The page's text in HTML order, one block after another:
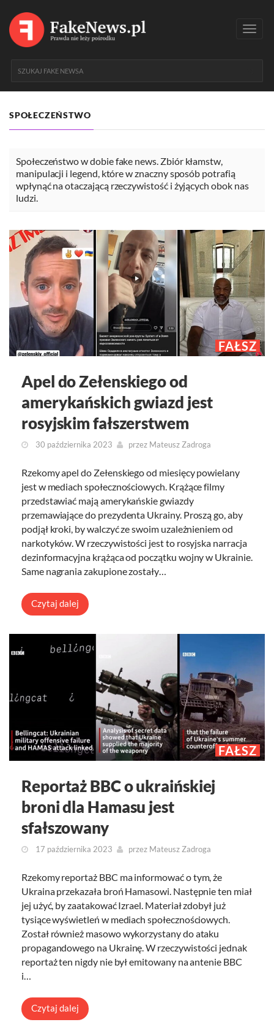
SPOŁECZEŃSTWO
Społeczeństwo w dobie fake news. Zbiór kłamstw,
manipulacji i legend, które w znaczny sposób potrafią
wpłynąć na otaczającą rzeczywistość i żyjących obok nas
ludzi.
FAŁSZ
Apel do Zełenskiego od
amerykańskich gwiazd jest
rosyjskim fałszerstwem
30 października 2023 przez Mateusz Zadroga
Rzekomy apel do Zełenskiego od miesięcy powielany
jest w mediach społecznościowych. Krążące filmy
przedstawiać mają amerykańskie gwiazdy
przemawiające do prezydenta Ukrainy. Proszą go, aby
podjął kroki, by walczyć ze swoim uzależnieniem od
narkotyków. W rzeczywistości jest to rosyjska narracja
dezinformacyjna krążąca od początku wojny w Ukrainie.
Same nagrania zakupione zostały…
Czytaj dalej
FAŁSZ
Reportaż BBC o ukraińskiej
broni dla Hamasu jest
sfałszowany
17 października 2023 przez Mateusz Zadroga
Rzekomy reportaż BBC ma informować o tym, że
Ukraina przekazała broń Hamasowi. Następnie ten miał
jej użyć, by zaatakować Izrael. Materiał zdobył już
tysiące wyświetleń w mediach społecznościowych.
Został również masowo wykorzystany do ataku
propagandowego na Ukrainę. W rzeczywistości jednak
reportaż ten nigdy nie był emitowany na antenie BBC
i…
Czytaj dalej